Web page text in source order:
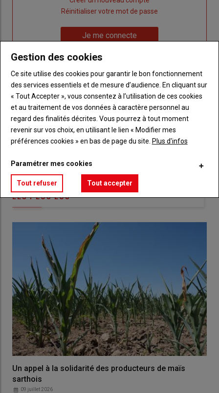
de
Réinitialiser votre mot de passe
"Je
me
Je me connecte
Sous-
titre
Vous n'êtes pas abonné(e)
TITRE CRÉEZ UN COMPTE
Body Choisissez votre formule et créez votre
compte pour accéder à tout Réussir Agri72
Créez un compte
LES PLUS LUS
Un appel à la solidarité des producteurs de maïs
sarthois
09 juillet 2026
Gestion des cookies
Ce site utilise des cookies pour garantir le bon fonctionnement
des services essentiels et de mesure d’audience. En cliquant sur
« Tout Accepter », vous consentez à l’utilisation de ces cookies
et au traitement de vos données à caractère personnel au
regard des finalités décrites. Vous pourrez à tout moment
revenir sur vos choix, en utilisant le lien « Modifier mes
préférences cookies » en bas de page du site. Plus d'infos
Paramétrer mes cookies
Tout refuser Tout accepter